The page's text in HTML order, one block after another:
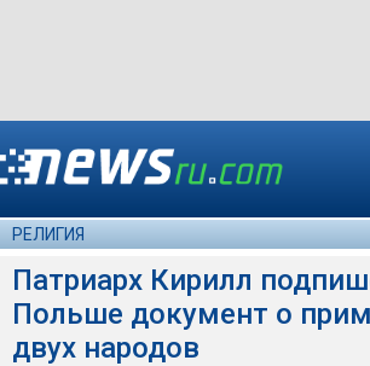
РЕЛИГИЯ
Патриарх Кирилл
Польше документ о
двух народов